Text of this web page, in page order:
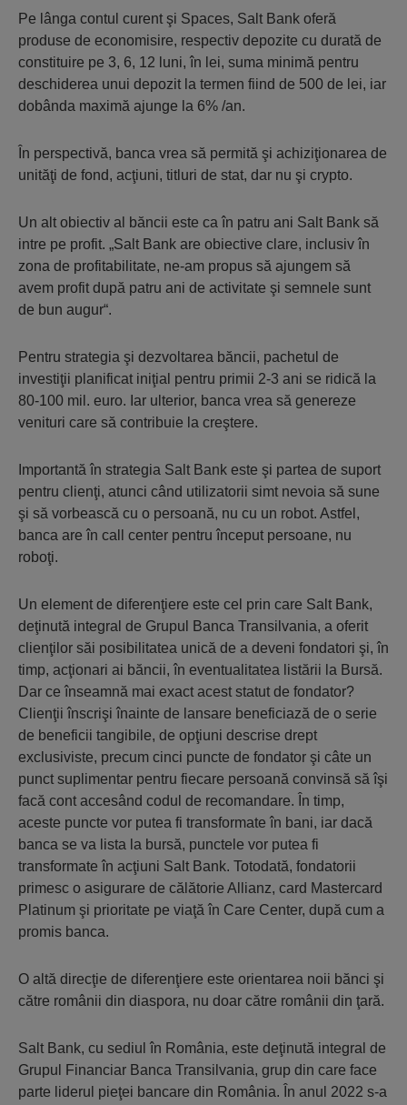
Pe lânga contul curent şi Spaces, Salt Bank oferă
produse de economisire, respectiv depozite cu durată de
constituire pe 3, 6, 12 luni, în lei, suma minimă pentru
deschiderea unui depozit la termen fiind de 500 de lei, iar
dobânda maximă ajunge la 6% /an.
În perspectivă, banca vrea să permită şi achiziţionarea de
unităţi de fond, acţiuni, titluri de stat, dar nu şi crypto.
Un alt obiectiv al băncii este ca în patru ani Salt Bank să
intre pe profit. „Salt Bank are obiective clare, inclusiv în
zona de profitabilitate, ne-am propus să ajungem să
avem profit după patru ani de activitate şi semnele sunt
de bun augur“.
Pentru strategia şi dezvoltarea băncii, pachetul de
investiţii planificat iniţial pentru primii 2-3 ani se ridică la
80-100 mil. euro. Iar ulterior, banca vrea să genereze
venituri care să contribuie la creştere.
Importantă în strategia Salt Bank este şi partea de suport
pentru clienţi, atunci când utilizatorii simt nevoia să sune
şi să vorbească cu o persoană, nu cu un robot. Astfel,
banca are în call center pentru început persoane, nu
roboţi.
Un element de diferenţiere este cel prin care Salt Bank,
deţinută integral de Grupul Banca Transilvania, a oferit
clienţilor săi posibilitatea unică de a deveni fondatori şi, în
timp, acţionari ai băncii, în eventualitatea listării la Bursă.
Dar ce înseamnă mai exact acest statut de fondator?
Clienţii înscrişi înainte de lansare beneficiază de o serie
de beneficii tangibile, de opţiuni descrise drept
exclusiviste, precum cinci puncte de fondator şi câte un
punct suplimentar pentru fiecare persoană convinsă să îşi
facă cont accesând codul de recomandare. În timp,
aceste puncte vor putea fi transformate în bani, iar dacă
banca se va lista la bursă, punctele vor putea fi
transformate în acţiuni Salt Bank. Totodată, fondatorii
primesc o asigurare de călătorie Allianz, card Mastercard
Platinum şi prioritate pe viaţă în Care Center, după cum a
promis banca.
O altă direcţie de diferenţiere este orientarea noii bănci şi
către românii din diaspora, nu doar către românii din ţară.
Salt Bank, cu sediul în România, este deţinută integral de
Grupul Financiar Banca Transilvania, grup din care face
parte liderul pieţei bancare din România. În anul 2022 s-a